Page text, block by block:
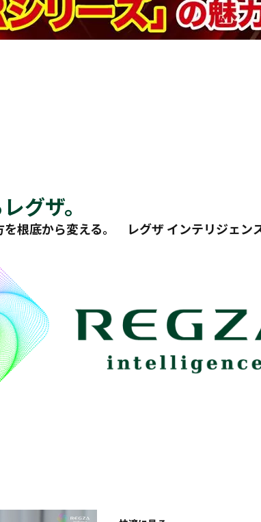
グザ。
根底から変える。 レグザ インテリジェン